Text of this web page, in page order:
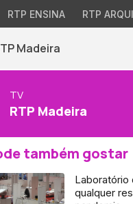
RTP ENSINA RTP
Madeira
TV
RTP Madeira
também gostar
Laboratório
qualquer